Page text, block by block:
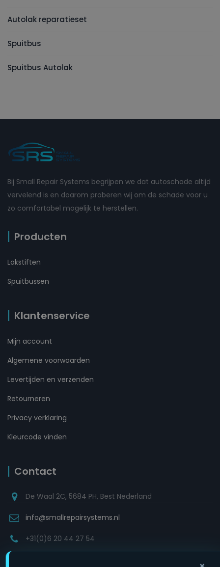
Autolak reparatieset
Spuitbus
Spuitbus Autolak
Bij Small Repair Systems begrijpen we dat autoschade altijd
vervelend is en daarom proberen wij om de schade voor u
zo comfortabel mogelijk te herstellen.
Producten
Lakstiften
Spuitbussen
Klantenservice
Mijn account
Algemene voorwaarden
Levertijden en verzenden
Retourneren
Privacy verklaring
Kleurcode vinden
Contact
De Waal 2C, 5684 PH, Best Nederland
info@smallrepairsystems.nl
+31(0)6 20 44 27 54